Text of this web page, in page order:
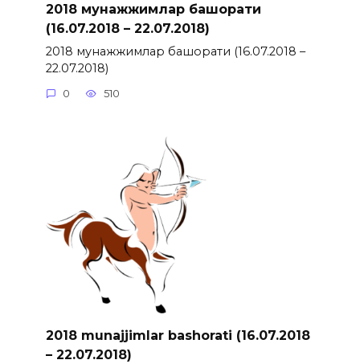
2018 мунажжимлар башорати
(16.07.2018 – 22.07.2018)
2018 мунажжимлар башорати (16.07.2018 –
22.07.2018)
0 510
2018 munajjimlar bashorati (16.07.2018
– 22.07.2018)